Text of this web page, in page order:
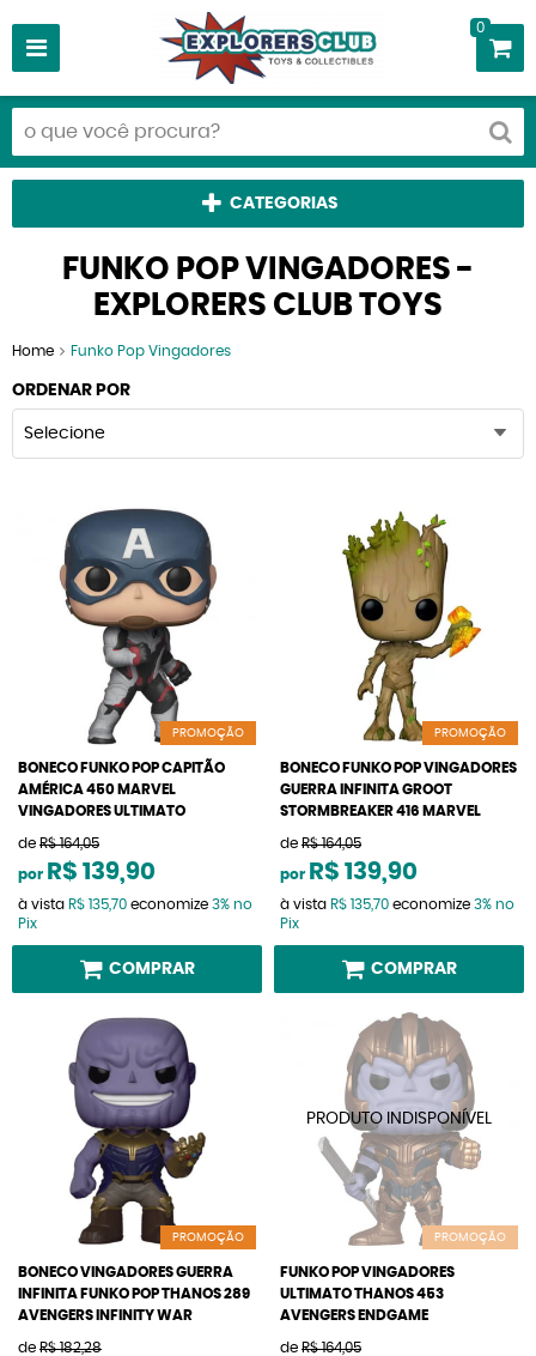
0
CATEGORIAS
FUNKO POP VINGADORES -
EXPLORERS CLUB TOYS
Home Funko Pop Vingadores
ORDENAR POR
Selecione
PROMOÇÃO
BONECO FUNKO POP CAPITÃO
AMÉRICA 450 MARVEL
VINGADORES ULTIMATO
de R$ 164,05
por R$ 139,90
à vista R$ 135,70 economize 3% no
Pix
COMPRAR
PROMOÇÃO
BONECO FUNKO POP VINGADORES
GUERRA INFINITA GROOT
STORMBREAKER 416 MARVEL
de R$ 164,05
por R$ 139,90
à vista R$ 135,70 economize 3% no
Pix
COMPRAR
PROMOÇÃO
BONECO VINGADORES GUERRA
INFINITA FUNKO POP THANOS 289
AVENGERS INFINITY WAR
de R$ 182,28
PROMOÇÃO
FUNKO POP VINGADORES
ULTIMATO THANOS 453
AVENGERS ENDGAME
de R$ 164,05